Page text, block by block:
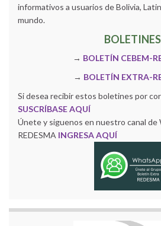
informativos a usuarios de Bolivia,
mundo.
BOLETINES
→ BOLETÍN CEBEM-
→ BOLETÍN EXTRA-
Si desea recibir estos boletines por
SUSCRÍBASE AQUÍ
Únete y siguenos en nuestro canal
REDESMA INGRESA AQUÍ